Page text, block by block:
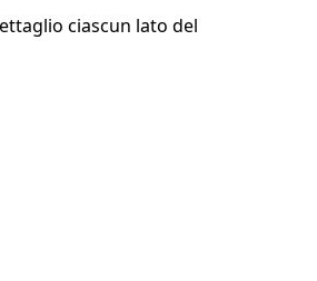
ciascun lato del